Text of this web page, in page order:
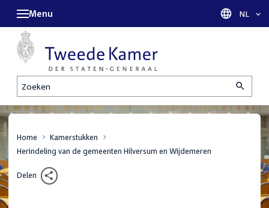
Zoeken
Menu Taal
NL
Home
Kamerstukken
Herindeling van de gemeenten Hilversum en Wijdemeren
Delen